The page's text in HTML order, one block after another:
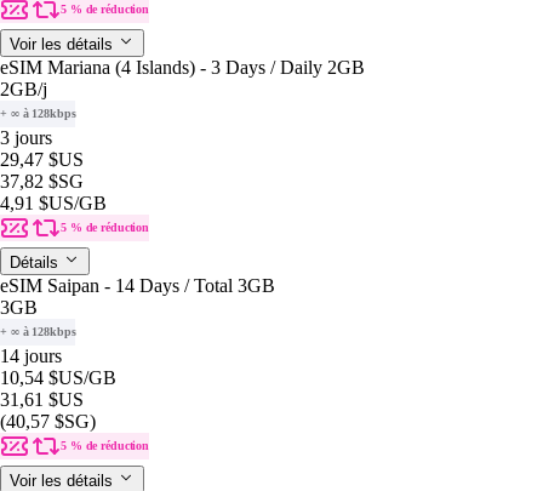
5 % de réduction
Voir les détails
eSIM Mariana (4 Islands) - 3 Days / Daily 2GB
2GB/j
+ ∞ à 128kbps
3 jours
29,47 $US
37,82 $SG
4,91 $US/GB
5 % de réduction
Détails
eSIM Saipan - 14 Days / Total 3GB
3GB
+ ∞ à 128kbps
14 jours
10,54 $US/GB
31,61 $US
(40,57 $SG)
5 % de réduction
Voir les détails